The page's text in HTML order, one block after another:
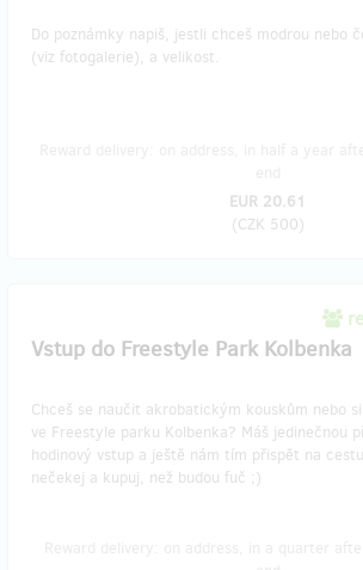
Do poznámky napiš, jestli chceš modrou nebo
(viz fotogalerie), a velikost.
EUR 20.61
(CZK 500)
Vstup do Freestyle Park Kolbenka
Chceš se naučit akrobatickým kouskům nebo
ve Freestyle parku Kolbenka? Máš jedinečnou
hodinový vstup a ještě nám tím přispět na
nečekej a kupuj, než budou fuč ;)